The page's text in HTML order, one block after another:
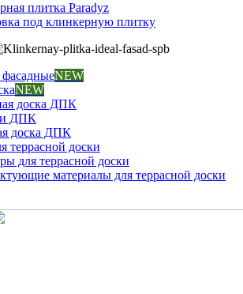
плитка Paradyz
под клинкерную плитку
NEW
NEW
доска ДПК
ДПК
доска ДПК
террасной доски
для террасной доски
материалы для террасной доски